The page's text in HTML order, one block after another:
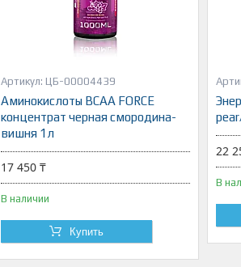
ЦБ-00004439
Аминокислоты ВСАА FORCE
концентрат черная смородина-
вишня 1л
17 450 ₸
В наличии
Купить
22
В